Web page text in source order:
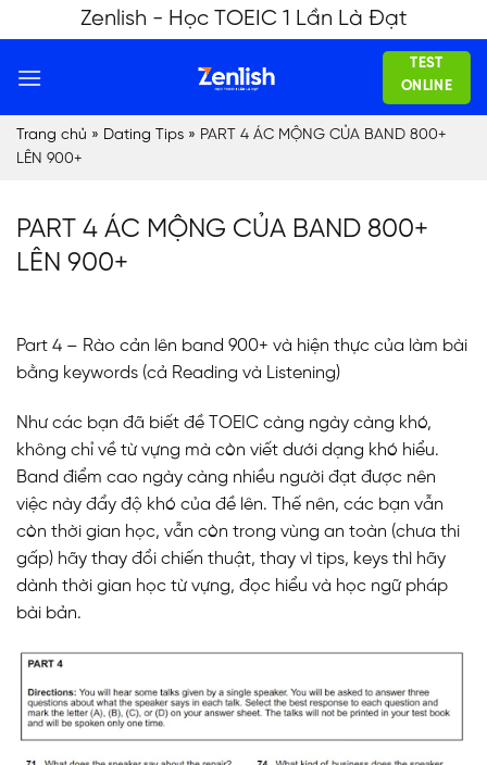
to
content
Zenlish - Học TOEIC 1 Lần Là Đạt
TEST
ONLINE
Trang chủ » Dating Tips » PART 4 ÁC MỘNG CỦA BAND 800+
LÊN 900+
PART 4 ÁC MỘNG CỦA BAND 800+
LÊN 900+
Part 4 – Rào cản lên band 900+ và hiện thực của làm bài
bằng keywords (cả Reading và Listening)
Như các bạn đã biết đề TOEIC càng ngày càng khó,
không chỉ về từ vựng mà còn viết dưới dạng khó hiểu.
Band điểm cao ngày càng nhiều người đạt được nên
việc này đẩy độ khó của đề lên. Thế nên, các bạn vẫn
còn thời gian học, vẫn còn trong vùng an toàn (chưa thi
gấp) hãy thay đổi chiến thuật, thay vì tips, keys thì hãy
dành thời gian học từ vựng, đọc hiểu và học ngữ pháp
bài bản.